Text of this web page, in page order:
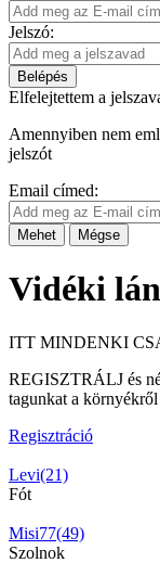
Jelszó:
Belépés
Elfelejtettem a
Amennyiben nem
jelszót
Email címed:
Mehet Mégse
Vidéki
ITT MINDENKI
REGISZTRÁLJ és
tagunkat a környékről
Regisztráció
Levi(21)
Fót
Misi77(49)
Szolnok